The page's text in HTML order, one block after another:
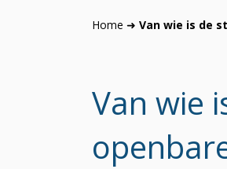
Home ➜ Van wie is de
Van wie